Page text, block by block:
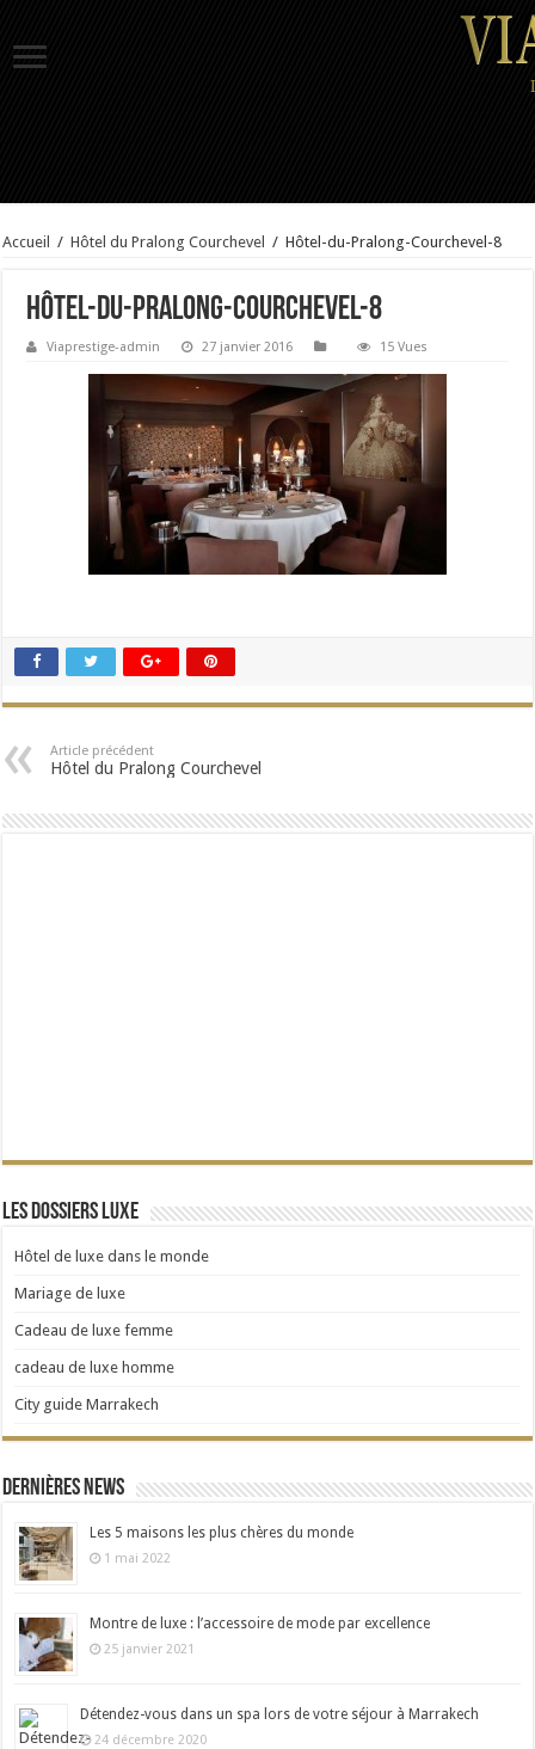
Accueil / Hôtel du Pralong Courchevel / Hôtel-du-Pralong-Courchevel-8
Hôtel-du-Pralong-Courchevel-8
Viaprestige-admin 27 janvier 2016 15 Vues
Article précédent
Hôtel du Pralong Courchevel
Les dossiers Luxe
Hôtel de luxe dans le monde
Mariage de luxe
Cadeau de luxe femme
cadeau de luxe homme
City guide Marrakech
Dernières news
Les 5 maisons les plus chères du monde
1 mai 2022
Montre de luxe : l’accessoire de mode par excellence
25 janvier 2021
Détendez-vous dans un spa lors de votre séjour à Marrakech
24 décembre 2020